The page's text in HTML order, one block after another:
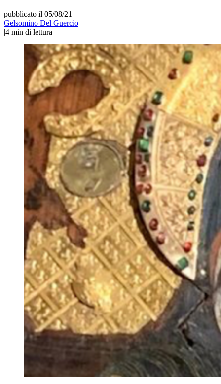
pubblicato il 05/08/21 |
Gelsomino Del Guercio
|4 min di lettura